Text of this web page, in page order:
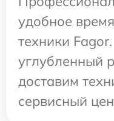
удобное
техники
углубленный
доставим
сервисный